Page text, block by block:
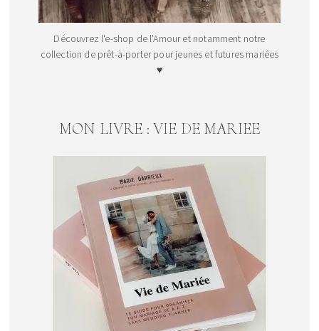
Découvrez l'e-shop de l'Amour et notamment notre
collection de prêt-à-porter pour jeunes et futures mariées
♥
MON LIVRE : VIE DE MARIEE